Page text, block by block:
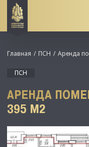
Главная ПСН Аренда
ПСН
АРЕНДА
395 М2